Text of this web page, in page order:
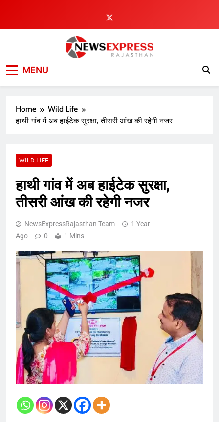
content
MENU
Home
Wild Life
हाथी गांव में अब हाईटेक सुरक्षा, तीसरी आंख की रहेगी नजर
WILD LIFE
हाथी गांव में अब हाईटेक सुरक्षा,
तीसरी आंख की रहेगी नजर
NewsExpressRajasthan Team
1 Year
Ago
0 1 Mins